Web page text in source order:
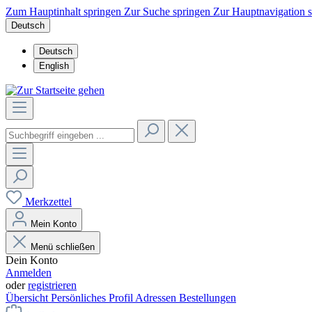
Zum Hauptinhalt springen Zur Suche springen Zur Hauptnavigation
Deutsch
Deutsch
English
Merkzettel
Mein Konto
Menü schließen
Dein Konto
Anmelden
oderregistrieren
Übersicht Persönliches Profil Adressen Bestellungen